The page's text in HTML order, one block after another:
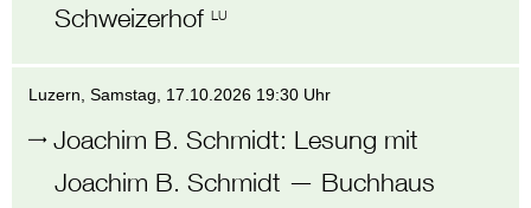
Schweizerhof LU
Luzern, Samstag, 17.10.2026 19:30 Uhr
Joachim B. Schmidt: Lesung mit
Joachim B. Schmidt — Buchhaus